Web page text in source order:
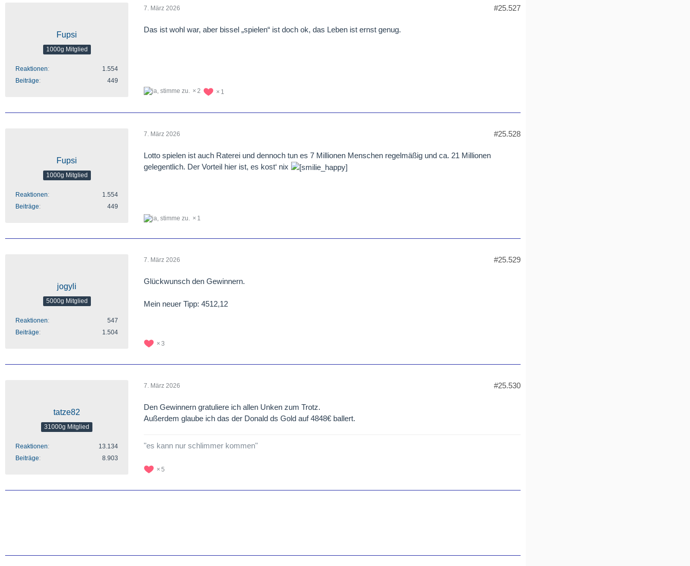
Fupsi
1000g Mitglied
Reaktionen
1.554
Beiträge
449
7. März 2026 #25.527
Das ist wohl war, aber bissel „spielen“ ist doch ok, das Leben ist ernst genug.
2 1
Fupsi
1000g Mitglied
Reaktionen
1.554
Beiträge
449
7. März 2026 #25.528
Lotto spielen ist auch Raterei und dennoch tun es 7 Millionen Menschen regelmäßig und ca. 21 Millionen
gelegentlich. Der Vorteil hier ist, es kost‘ nix
1
jogyli
5000g Mitglied
Reaktionen
547
Beiträge
1.504
7. März 2026 #25.529
Glückwunsch den Gewinnern.
Mein neuer Tipp: 4512,12
3
tatze82
31000g Mitglied
Reaktionen
13.134
Beiträge
8.903
7. März 2026 #25.530
Den Gewinnern gratuliere ich allen Unken zum Trotz.
Außerdem glaube ich das der Donald ds Gold auf 4848€ ballert.
"es kann nur schlimmer kommen"
5